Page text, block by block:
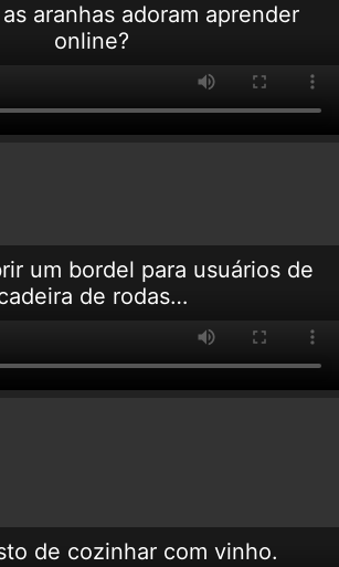
aranhas adoram aprender
online?
um bordel para usuários de
de rodas…
de cozinhar com vinho.